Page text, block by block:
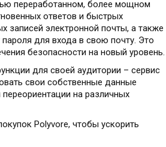
переработанном, более мощном
ответов и быстрых
записей электронной почты, а также
для входа в свою почту. Это
безопасности на новый уровень.
для своей аудитории – сервис
свои собственные данные
на различных
Polyvore, чтобы ускорить